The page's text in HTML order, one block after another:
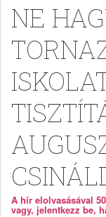
NE
A hír elolvasásával
vagy, jelentkezz be,